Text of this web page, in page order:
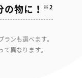
物に！ ※2
ンも選べます。
異なります。